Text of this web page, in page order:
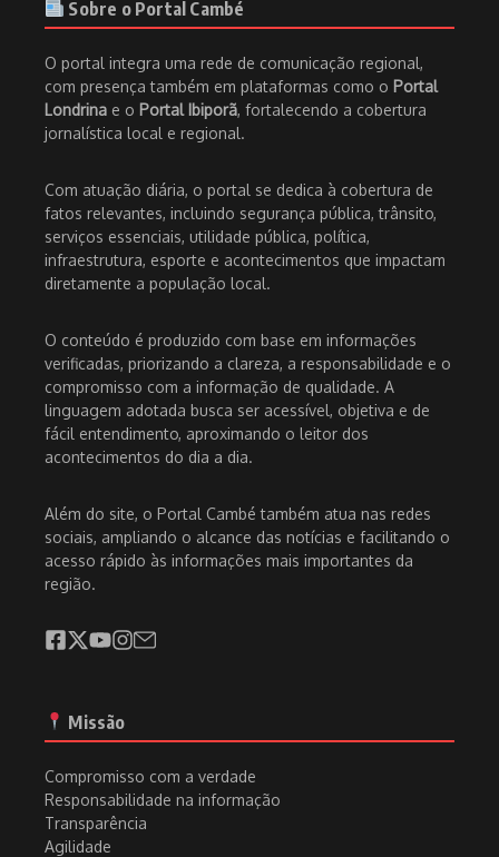
Sobre o Portal Cambé
O portal integra uma rede de comunicação regional,
com presença também em plataformas como o Portal
Londrina e o Portal Ibiporã, fortalecendo a cobertura
jornalística local e regional.
Com atuação diária, o portal se dedica à cobertura de
fatos relevantes, incluindo segurança pública, trânsito,
serviços essenciais, utilidade pública, política,
infraestrutura, esporte e acontecimentos que impactam
diretamente a população local.
O conteúdo é produzido com base em informações
verificadas, priorizando a clareza, a responsabilidade e o
compromisso com a informação de qualidade. A
linguagem adotada busca ser acessível, objetiva e de
fácil entendimento, aproximando o leitor dos
acontecimentos do dia a dia.
Além do site, o Portal Cambé também atua nas redes
sociais, ampliando o alcance das notícias e facilitando o
acesso rápido às informações mais importantes da
região.
Missão
Compromisso com a verdade
Responsabilidade na informação
Transparência
Agilidade